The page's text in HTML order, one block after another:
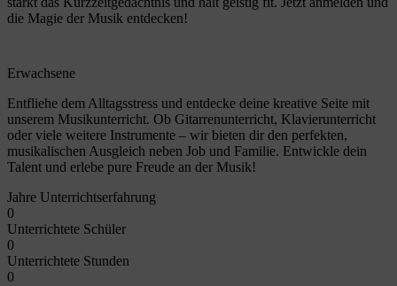
die Magie der Musik entdecken!
Erwachsene
Entfliehe dem Alltagsstress und entdecke deine kreative Seite mit
unserem Musikunterricht. Ob Gitarrenunterricht, Klavierunterricht
oder viele weitere Instrumente – wir bieten dir den perfekten,
musikalischen Ausgleich neben Job und Familie. Entwickle dein
Talent und erlebe pure Freude an der Musik!
Jahre Unterrichtserfahrung
0
Unterrichtete Schüler
0
Unterrichtete Stunden
0